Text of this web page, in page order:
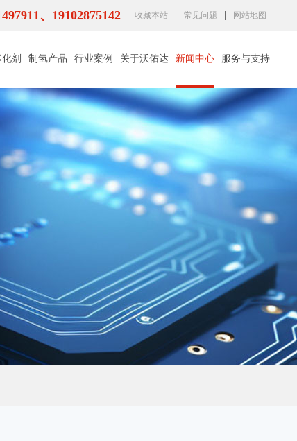
、19102875142 收藏本站 常见问题 网站地图
剂 制氢产品 行业案例 关于沃佑达 新闻中心 服务与支持